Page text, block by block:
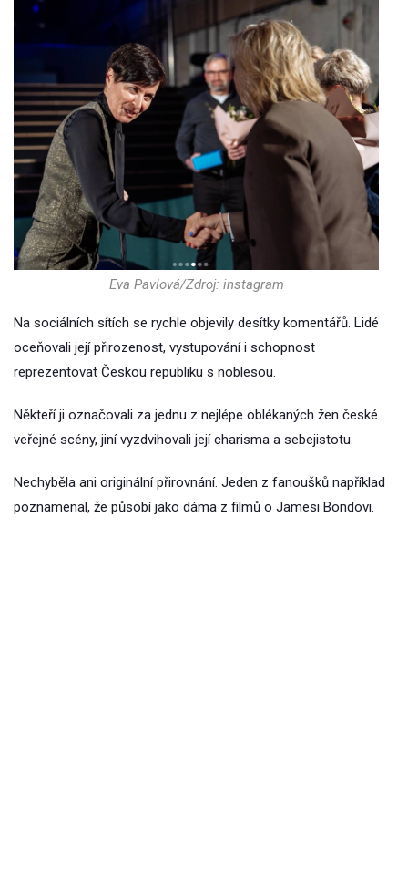
Eva Pavlová/Zdroj: instagram
Na sociálních sítích se rychle objevily desítky komentářů. Lidé
oceňovali její přirozenost, vystupování i schopnost
reprezentovat Českou republiku s noblesou.
Někteří ji označovali za jednu z nejlépe oblékaných žen české
veřejné scény, jiní vyzdvihovali její charisma a sebejistotu.
Nechyběla ani originální přirovnání. Jeden z fanoušků například
poznamenal, že působí jako dáma z filmů o Jamesi Bondovi.